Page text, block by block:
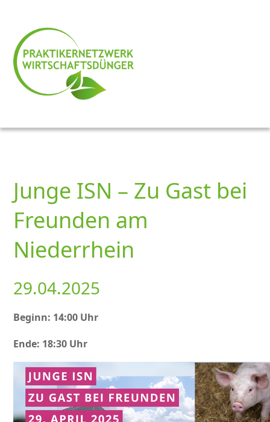
Junge ISN – Zu Gast bei
Freunden am
Niederrhein
29.04.2025
Beginn: 14:00 Uhr
Ende: 18:30 Uhr